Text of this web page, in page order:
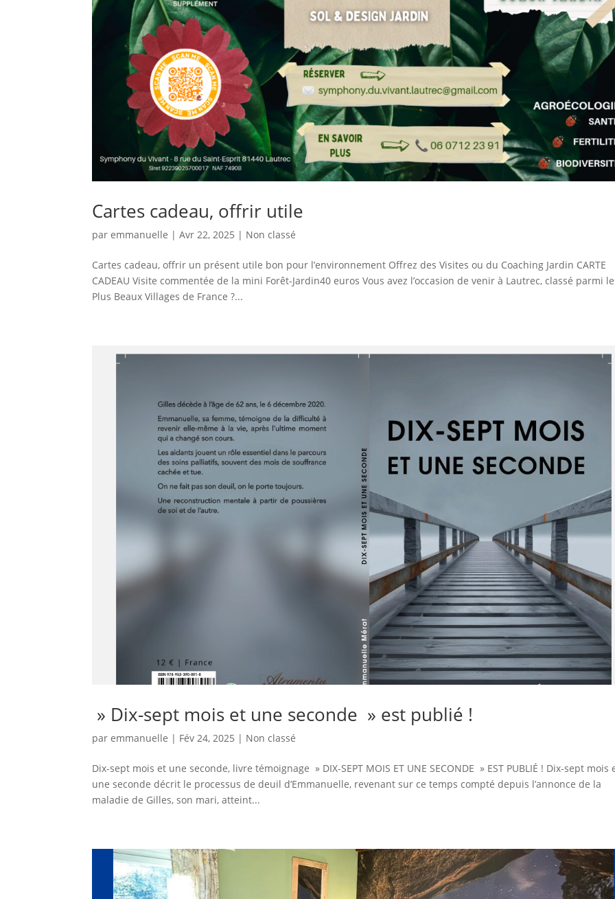
Cartes cadeau, offrir utile
paremmanuelle |Avr 22, 2025 | Non classé
Cartes cadeau, offrir un présent utile bon pour l’environnement Offrez des Visites ou du Coaching Jardin CARTE
CADEAU Visite commentée de la mini Forêt-Jardin40 euros Vous avez l’occasion de venir à Lautrec, classé parmi
Plus Beaux Villages de France ?...
» Dix-sept mois et une seconde » est publié !
paremmanuelle | Fév 24, 2025 | Non classé
Dix-sept mois et une seconde, livre témoignage » DIX-SEPT MOIS ET UNE SECONDE » EST PUBLIÉ ! Dix-sept mois
une seconde décrit le processus de deuil d’Emmanuelle, revenant sur ce temps compté depuis l’annonce de la
maladie de Gilles, son mari, atteint...